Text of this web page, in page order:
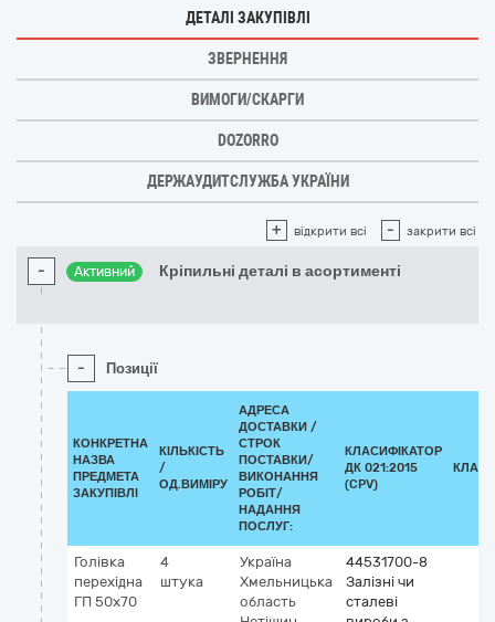
ДЕТАЛІ ЗАКУПІВЛІ
ЗВЕРНЕННЯ
ВИМОГИ/СКАРГИ
DOZORRO
ДЕРЖАУДИТСЛУЖБА УКРАЇНИ
+ відкрити всі - закрити всі
- Активний Кріпильні деталі в асортименті
- Позиції
КОНКРЕТНА
НАЗВА
ПРЕДМЕТА
ЗАКУПІВЛІ
КІЛЬКІСТЬ
/
ОД.ВИМІРУ
АДРЕСА
ДОСТАВКИ /
СТРОК
ПОСТАВКИ/
ВИКОНАННЯ
РОБІТ/
НАДАННЯ
ПОСЛУГ:
КЛАСИФІКАТОР
ДК 021:2015
(CPV)
Голівка
перехідна
ГП 50х70
4
штука
Україна
Хмельницька
область
44531700-8
Залізні чи
сталеві